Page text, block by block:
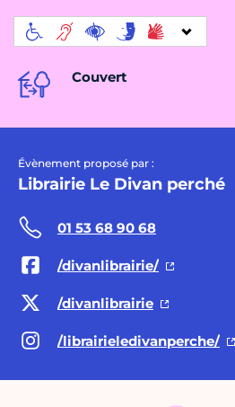
Couvert
Évènement proposé par :
Librairie Le Divan perché
01 53 68 90 68
/divanlibrairie/
/divanlibrairie
/librairieledivanperche/